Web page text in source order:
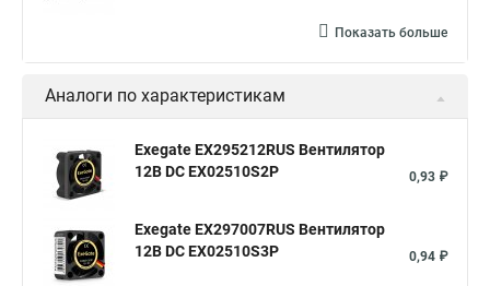
Показать больше
Аналоги по характеристикам
Exegate EX295212RUS Вентилятор
12В DC EX02510S2P
0,93 ₽
Exegate EX297007RUS Вентилятор
12В DC EX02510S3P
0,94 ₽